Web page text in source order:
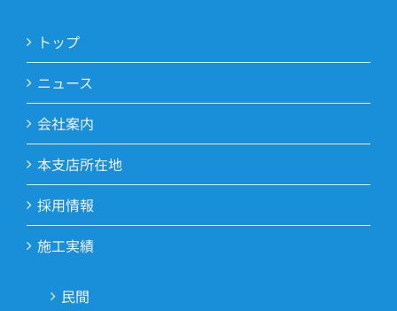
トップ
ニュース
会社案内
本支店所在地
採用情報
施工実績
民間